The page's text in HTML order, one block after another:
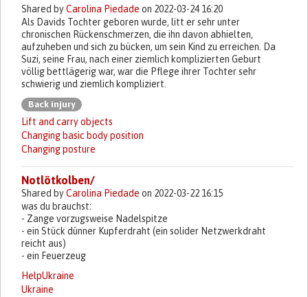
Shared byCarolina Piedade on 2022-03-24 16:20
Als Davids Tochter geboren wurde, litt er sehr unter
chronischen Rückenschmerzen, die ihn davon abhielten,
aufzuheben und sich zu bücken, um sein Kind zu erreichen. Da
Suzi, seine Frau, nach einer ziemlich komplizierten Geburt
völlig bettlägerig war, war die Pflege ihrer Tochter sehr
schwierig und ziemlich kompliziert.
Back injury
Lift and carry objects
Changing basic body position
Changing posture
Notlötkolben/
Shared byCarolina Piedade on 2022-03-22 16:15
was du brauchst:
- Zange vorzugsweise Nadelspitze
- ein Stück dünner Kupferdraht (ein solider Netzwerkdraht
reicht aus)
- ein Feuerzeug
HelpUkraine
Ukraine